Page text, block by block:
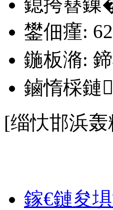
鐢佃瘽:
鍦板潃:
鏀惰棌鏈
[缁忕邯浜轰
鎵€鏈夋